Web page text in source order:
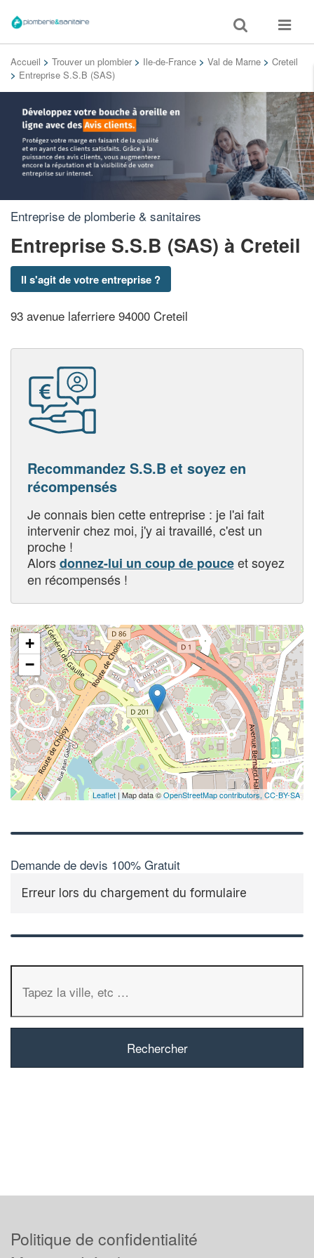
Toggle
search
Toggle
Accueil > Trouver un plombier > Ile-de-France > Val de Marne > Creteil
> Entreprise S.S.B (SAS)
Entreprise de plomberie & sanitaires
Entreprise S.S.B (SAS) à Creteil
Il s'agit de votre entreprise ?
93 avenue laferriere 94000 Creteil
Recommandez S.S.B et soyez en
récompensés
Je connais bien cette entreprise : je l'ai fait
intervenir chez moi, j'y ai travaillé, c'est un
proche !
Alorsdonnez-lui un coup de pouceet soyez
en récompensés !
+
−
Leaflet | Map data ©OpenStreetMap contributors, CC-BY-SA
Demande de devis 100% Gratuit
Erreur lors du chargement du formulaire
Politique de confidentialité